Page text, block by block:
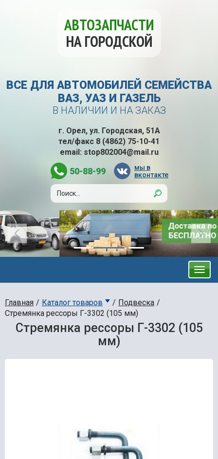
АВТОЗАПЧАСТИ
НА ГОРОДСКОЙ
ВСЕ ДЛЯ АВТОМОБИЛЕЙ СЕМЕЙСТВА
ВАЗ, УАЗ И ГАЗЕЛЬ
В НАЛИЧИИ И НА ЗАКАЗ
г. Орел, ул. Городская, 51А
тел/факс 8 (4862) 75-10-41
email: stop802004@mail.ru
50-88-99
мы в
вконтакте
Главная Каталог товаров
Подвеска
Стремянка рессоры Г-3302 (105 мм)
Стремянка рессоры Г-3302 (105
мм)